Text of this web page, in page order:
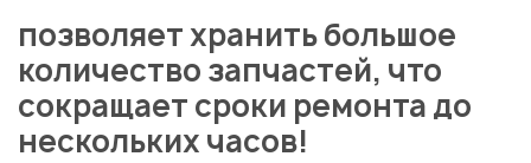
позволяет хранить большое
количество запчастей, что
сокращает сроки ремонта до
нескольких часов!